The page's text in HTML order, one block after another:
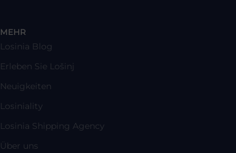
MEHR
Losinia Blog
Erleben Sie Lošinj
Neuigkeiten
Losiniality
Losinia Shipping Agency
Über uns